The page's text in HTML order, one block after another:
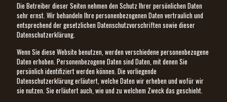
Die Betreiber dieser Seiten nehmen den Schutz Ihrer persönlichen Daten
sehr ernst. Wir behandeln Ihre personenbezogenen Daten vertraulich und
entsprechend der gesetzlichen Datenschutzvorschriften sowie dieser
Datenschutzerklärung.
Wenn Sie diese Website benutzen, werden verschiedene personenbezogene
Daten erhoben. Personenbezogene Daten sind Daten, mit denen Sie
persönlich identifiziert werden können. Die vorliegende
Datenschutzerklärung erläutert, welche Daten wir erheben und wofür wir
sie nutzen. Sie erläutert auch, wie und zu welchem Zweck das geschieht.